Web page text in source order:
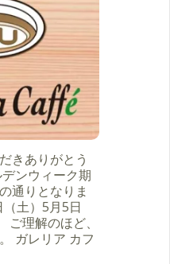
きありがとう
ンウィーク期
通りとなりま
土）5月5日
ご理解のほど、
ガレリア カフ